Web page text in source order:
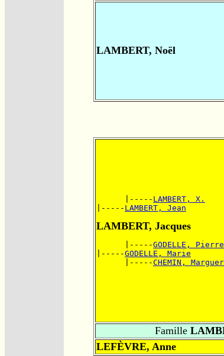
LAMBERT, Noël
      |-----
LAMBERT, X.
|----- LAMBERT, Jean
LAMBERT, Jacques
      |-----
GODELLE, Pierre
|-----GODELLE, Marie
      |-----
CHEMIN,
Famille
LEFÈVRE, Anne